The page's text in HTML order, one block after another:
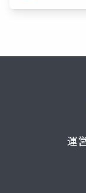
運